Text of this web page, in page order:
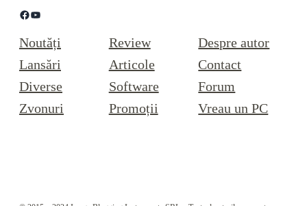
Facebook YouTube
Noutăți
Lansări
Diverse
Zvonuri
Review
Articole
Software
Promoții
Despre autor
Contact
Forum
Vreau un PC